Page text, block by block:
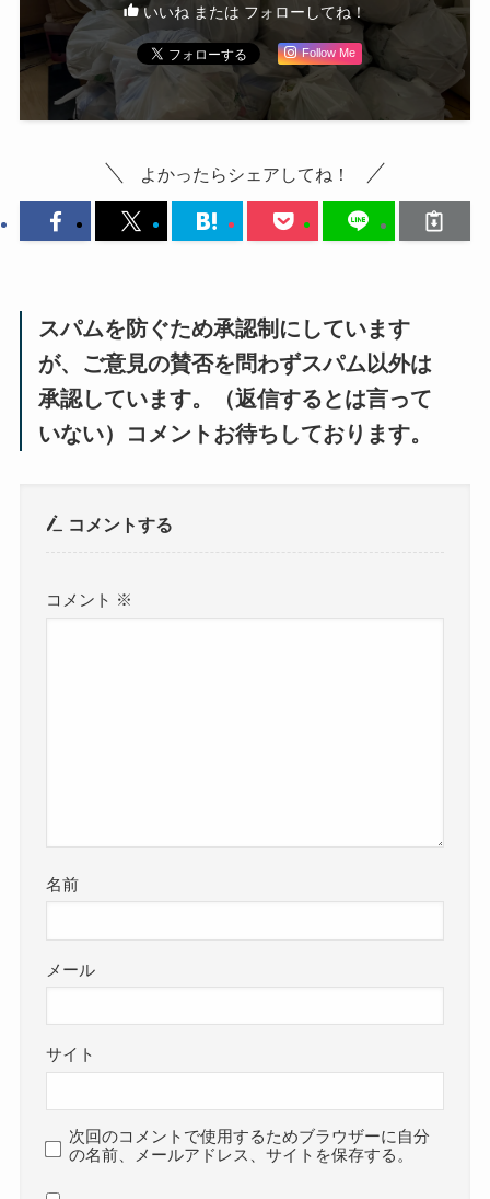
いいね または フォローしてね！
Follow Me
よかったらシェアしてね！
スパムを防ぐため承認制にしています
が、ご意見の賛否を問わずスパム以外は
承認しています。（返信するとは言って
いない）コメントお待ちしております。
コメントする
コメント ※
名前
メール
サイト
次回のコメントで使用するためブラウザーに自分
の名前、メールアドレス、サイトを保存する。